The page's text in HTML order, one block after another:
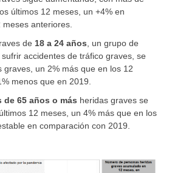
últimos 12 meses, un +4% en
anteriores.
de 18 a 24 años , un grupo de
accidentes de tráfico graves, se
graves, un 2% más que en los 12
menos que en 2019.
de 65 años o más heridas graves se
12 meses, un 4% más que en los
en comparación con 2019.